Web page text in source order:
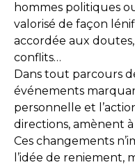
hommes politiques
valorisé de façon
accordée aux
conflits…
Dans tout parcours
événements
personnelle et
directions, amènent
Ces changements
l’idée de reniement,